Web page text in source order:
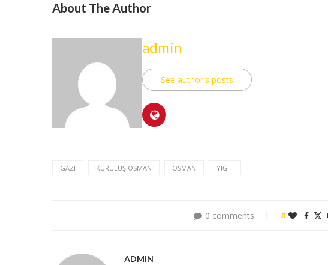
About The Author
admin
See author's posts
GAZI KURULUŞ OSMAN OSMAN YIĞIT
0 comments 0
ADMIN